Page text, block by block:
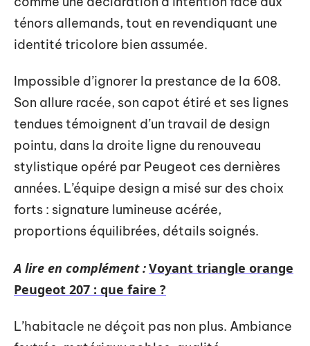
ténors allemands, tout en revendiquant une
identité tricolore bien assumée.
Impossible d’ignorer la prestance de la 608.
Son allure racée, son capot étiré et ses lignes
tendues témoignent d’un travail de design
pointu, dans la droite ligne du renouveau
stylistique opéré par Peugeot ces dernières
années. L’équipe design a misé sur des choix
forts : signature lumineuse acérée,
proportions équilibrées, détails soignés.
A lire en complément :Voyant triangle orange
Peugeot 207 : que faire ?
L’habitacle ne déçoit pas non plus. Ambiance